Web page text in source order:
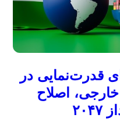
قدرت‌نمایی در
اصلاح